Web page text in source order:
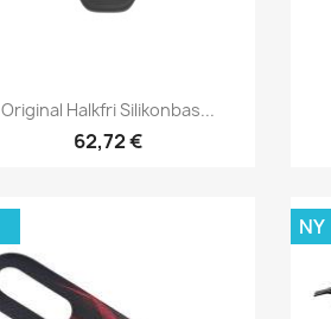
Snabbvy
Original Halkfri Silikonbas...
62,72 €
NY